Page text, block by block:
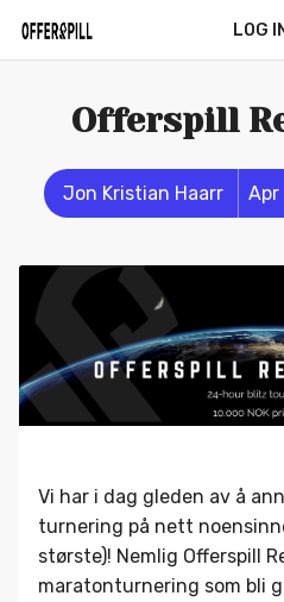
LOG IN
Offerspill
Jon Kristian Haarr Apr
Vi har i dag gleden av å
turnering på nett
største)! Nemlig Offerspill
maratonturnering som bli